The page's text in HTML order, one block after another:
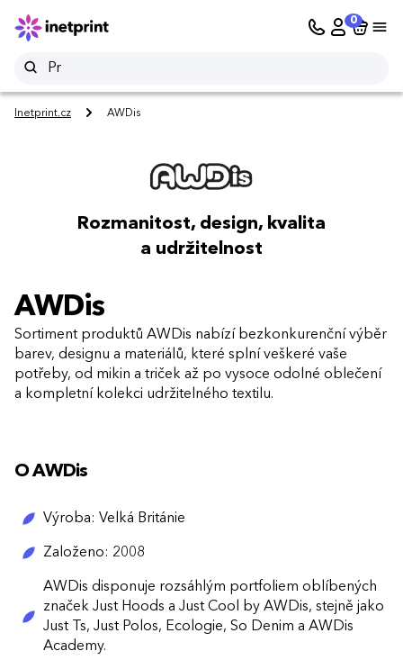
0
Inetprint.cz AWDis
Rozmanitost, design, kvalita
a udržitelnost
AWDis
Sortiment produktů AWDis nabízí bezkonkurenční výběr
barev, designu a materiálů, které splní veškeré vaše
potřeby, od mikin a triček až po vysoce odolné oblečení
a kompletní kolekci udržitelného textilu.
O AWDis
Výroba: Velká Británie
Založeno: 2008
AWDis disponuje rozsáhlým portfoliem oblíbených
značek Just Hoods a Just Cool by AWDis, stejně jako
Just Ts, Just Polos, Ecologie, So Denim a AWDis
Academy.